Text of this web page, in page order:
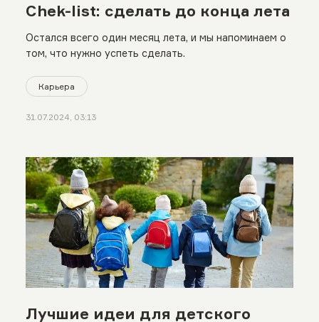
Chek-list: сделать до конца лета
Остался всего один месяц лета, и мы напоминаем о
том, что нужно успеть сделать.
Карьера
31.07.2024, 03:13
Лучшие идеи для детского